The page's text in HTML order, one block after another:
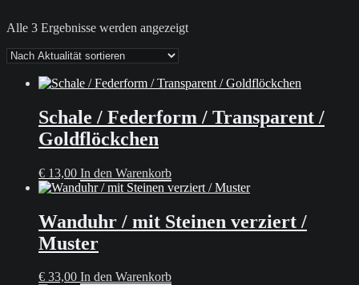
Alle 3 Ergebnisse werden angezeigtNach
Schale / Federform / Transparent /
Goldflöckchen
€ 13,00 In den Warenkorb
Wanduhr / mit Steinen verziert /
Muster
€ 33,00 In den Warenkorb